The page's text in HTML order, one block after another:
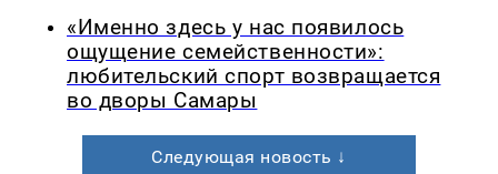
«Именно здесь у нас появилось
ощущение семейственности»:
любительский спорт возвращается
во дворы Самары
Следующая новость ↓